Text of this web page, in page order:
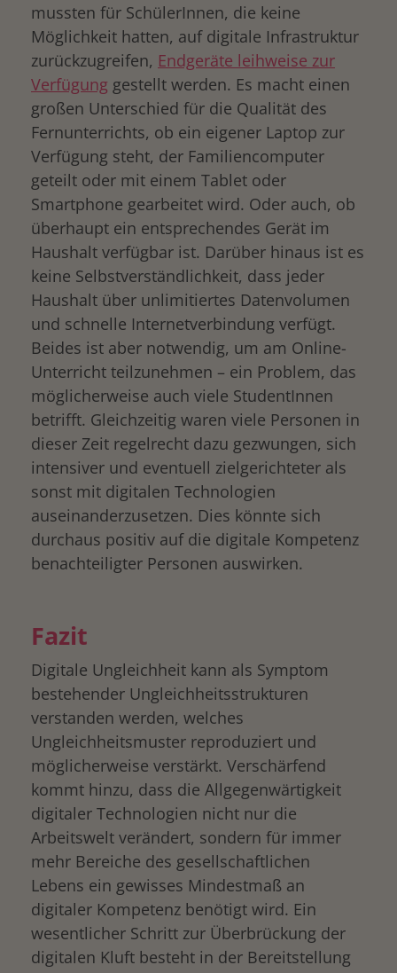
mussten für SchülerInnen, die keine
Möglichkeit hatten, auf digitale Infrastruktur
zurückzugreifen, Endgeräte leihweise zur
Verfügung gestellt werden. Es macht einen
großen Unterschied für die Qualität des
Fernunterrichts, ob ein eigener Laptop zur
Verfügung steht, der Familiencomputer
geteilt oder mit einem Tablet oder
Smartphone gearbeitet wird. Oder auch, ob
überhaupt ein entsprechendes Gerät im
Haushalt verfügbar ist. Darüber hinaus ist es
keine Selbstverständlichkeit, dass jeder
Haushalt über unlimitiertes Datenvolumen
und schnelle Internetverbindung verfügt.
Beides ist aber notwendig, um am Online-
Unterricht teilzunehmen – ein Problem, das
möglicherweise auch viele StudentInnen
betrifft. Gleichzeitig waren viele Personen in
dieser Zeit regelrecht dazu gezwungen, sich
intensiver und eventuell zielgerichteter als
sonst mit digitalen Technologien
auseinanderzusetzen. Dies könnte sich
durchaus positiv auf die digitale Kompetenz
benachteiligter Personen auswirken.
Fazit
Digitale Ungleichheit kann als Symptom
bestehender Ungleichheitsstrukturen
verstanden werden, welches
Ungleichheitsmuster reproduziert und
möglicherweise verstärkt. Verschärfend
kommt hinzu, dass die Allgegenwärtigkeit
digitaler Technologien nicht nur die
Arbeitswelt verändert, sondern für immer
mehr Bereiche des gesellschaftlichen
Lebens ein gewisses Mindestmaß an
digitaler Kompetenz benötigt wird. Ein
wesentlicher Schritt zur Überbrückung der
digitalen Kluft besteht in der Bereitstellung